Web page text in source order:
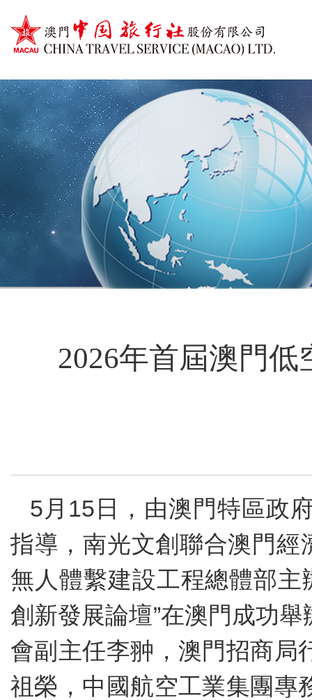
2026年首屆澳門
5月15日，由澳門特區政
指導，南光文創聯合澳門
無人體繫建設工程總體部
創新發展論壇”在澳門成功
會副主任李翀，澳門招商局
祖榮，中國航空工業集團專